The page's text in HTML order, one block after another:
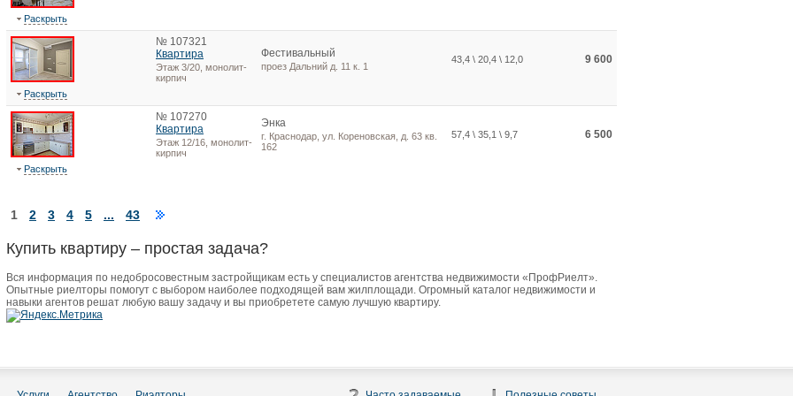
Раскрыть
№ 107321
Квартира
Этаж 3/20, монолит-
кирпич
Фестивальный
проез Дальний д. 11 к. 1
43,4 \ 20,4 \ 12,0 9 600
Раскрыть
№ 107270
Квартира
Этаж 12/16, монолит-
кирпич
Энка
г. Краснодар, ул. Кореновская, д. 63 кв.
162
57,4 \ 35,1 \ 9,7 6 500
Раскрыть
1 2 3 4 5 ... 43
Купить квартиру – простая задача?
Вся информация по недобросовестным застройщикам есть у специалистов агентства недвижимости «ПрофРиелт».
Опытные риелторы помогут с выбором наиболее подходящей вам жилплощади. Огромный каталог недвижимости и
навыки агентов решат любую вашу задачу и вы приобретете самую лучшую квартиру.